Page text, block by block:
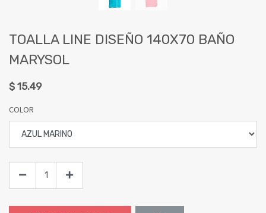
TOALLA LINE DISEÑO 140X70 BAÑO
MARYSOL
$ 15.49
COLOR